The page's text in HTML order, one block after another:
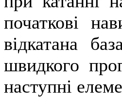
початкові
відкатана
швидкого
наступні